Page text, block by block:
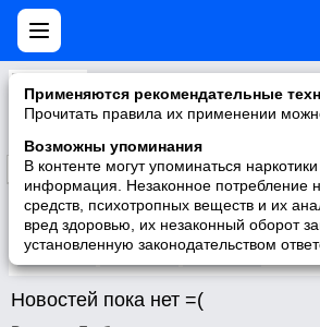
Применяются рекомендательные
Прочитать правила их применении
Возможны упоминания
В контенте могут упоминаться
информация. Незаконное потребление
средств, психотропных веществ и их
вред здоровью, их незаконный оборот
установленную законодательством
Подписаться
Участники О группе
Новостей пока нет =(